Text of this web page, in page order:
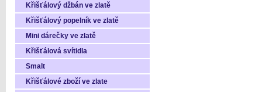
Křišťálový džbán ve zlatě
Křišťálový popelník ve zlatě
Mini dárečky ve zlatě
Křišťálová svítidla
Smalt
Křišťálové zboží ve zlate